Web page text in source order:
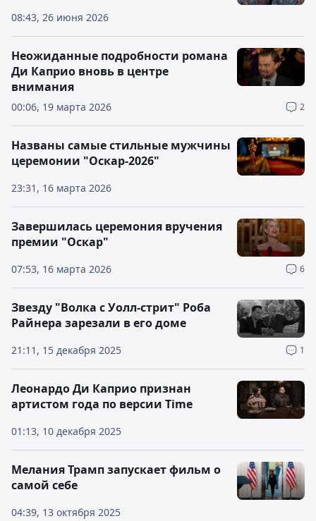
08:43, 26 июня 2026
00:06, 19 марта 2026 2
Неожиданные подробности романа
Ди Каприо вновь в центре
внимания
23:31, 16 марта 2026
Названы самые стильные мужчины
церемонии "Оскар-2026"
07:53, 16 марта 2026 6
Завершилась церемония вручения
премии "Оскар"
21:11, 15 декабря 2025 1
Звезду "Волка с Уолл-стрит" Роба
Райнера зарезали в его доме
01:13, 10 декабря 2025
Леонардо Ди Каприо признан
артистом года по версии Time
04:39, 13 октября 2025
Мелания Трамп запускает фильм о
самой себе